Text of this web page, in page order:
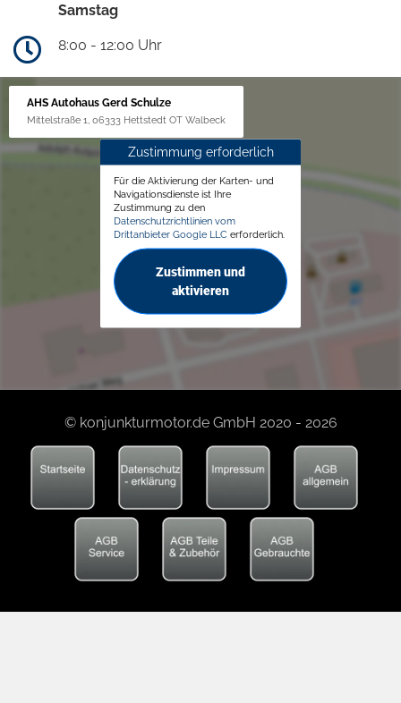
Samstag
8:00 - 12:00 Uhr
AHS Autohaus Gerd Schulze
Mittelstraße 1, 06333 Hettstedt OT Walbeck
Zustimmung erforderlich
Für die Aktivierung der Karten- und
Navigationsdienste ist Ihre
Zustimmung zu den
Datenschutzrichtlinien vom
Drittanbieter Google LLC erforderlich.
Zustimmen und
aktivieren
© konjunkturmotor.de GmbH 2020 - 2026